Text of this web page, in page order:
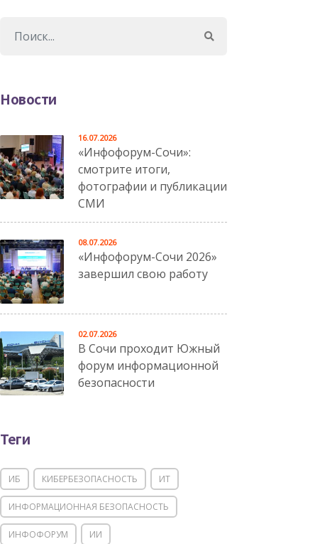
Новости
«Инфофорум-Сочи»:
смотрите итоги,
фотографии и публикации
СМИ
16.07.2026
«Инфофорум-Сочи 2026»
завершил свою работу
08.07.2026
В Сочи проходит Южный
форум информационной
безопасности
02.07.2026
Теги
ИБ КИБЕРБЕЗОПАСНОСТЬ ИТ
ИНФОРМАЦИОННАЯ БЕЗОПАСНОСТЬ
ИНФОФОРУМ ИИ